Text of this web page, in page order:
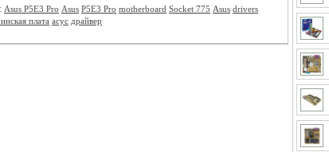
Asus P5E3 Pro Asus P5E3 Pro motherboard Socket 775 Asus drivers
плата асус драйвер